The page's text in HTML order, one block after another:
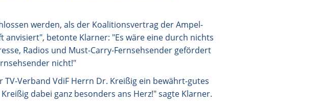
werden, als der Koalitionsvertrag der Ampel-
betonte Klarner: "Es wäre eine durch nichts
Radios und Must-Carry-Fernsehsender gefördert
nicht!"
Verband VdiF Herrn Dr. Kreißig ein bewährt-gutes
dabei ganz besonders ans Herz!" sagte Klarner.